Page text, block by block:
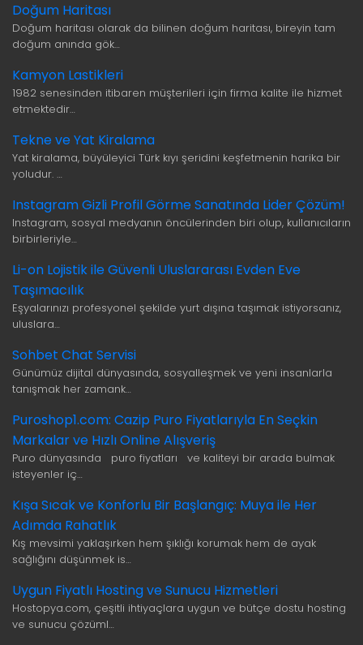
Doğum Haritası
Doğum haritası olarak da bilinen doğum haritası, bireyin tam
doğum anında gök…
Kamyon Lastikleri
1982 senesinden itibaren müşterileri için firma kalite ile hizmet
etmektedir…
Tekne ve Yat Kiralama
Yat kiralama, büyüleyici Türk kıyı şeridini keşfetmenin harika bir
yoludur. …
Instagram Gizli Profil Görme Sanatında Lider Çözüm!
Instagram, sosyal medyanın öncülerinden biri olup, kullanıcıların
birbirleriyle…
Li-on Lojistik ile Güvenli Uluslararası Evden Eve
Taşımacılık
Eşyalarınızı profesyonel şekilde yurt dışına taşımak istiyorsanız,
uluslara…
Sohbet Chat Servisi
Günümüz dijital dünyasında, sosyalleşmek ve yeni insanlarla
tanışmak her zamank…
Puroshop1.com: Cazip Puro Fiyatlarıyla En Seçkin
Markalar ve Hızlı Online Alışveriş
Puro dünyasında puro fiyatları ve kaliteyi bir arada bulmak
isteyenler iç…
Kışa Sıcak ve Konforlu Bir Başlangıç: Muya ile Her
Adımda Rahatlık
Kış mevsimi yaklaşırken hem şıklığı korumak hem de ayak
sağlığını düşünmek is…
Uygun Fiyatlı Hosting ve Sunucu Hizmetleri
Hostopya.com, çeşitli ihtiyaçlara uygun ve bütçe dostu hosting
ve sunucu çözüml…